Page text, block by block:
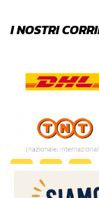
I NOSTRI